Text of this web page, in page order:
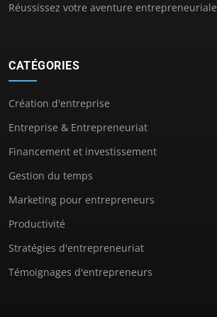
Réussissez votre aventure entrepreneuriale
CATÉGORIES
Création d'entreprise
Entreprise & Entrepreneuriat
Financement et investissement
Gestion du temps
Marketing pour entrepreneurs
Productivité
Stratégies d'entrepreneuriat
Témoignages d'entrepreneurs